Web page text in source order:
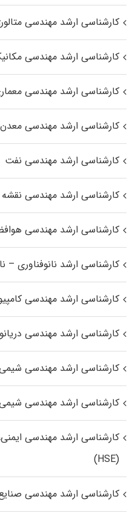
کارشناسی ارشد مهندسی
کارشناسی ارشد مهندسی
کارشناسی ارشد مهندسی
کارشناسی ارشد مهندسی معدن
کارشناسی ارشد مهندسی نفت
کارشناسی ارشد مهندسی نقشه
کارشناسی ارشد مهندسی
کارشناسی ارشد نانوفناوری –
کارشناسی ارشد مهندسی
کارشناسی ارشد مهندسی
کارشناسی ارشد مهندسی
کارشناسی ارشد مهندسی شیمی
کارشناسی ارشد مهندسی
(HSE)
کارشناسی ارشد مهندسی